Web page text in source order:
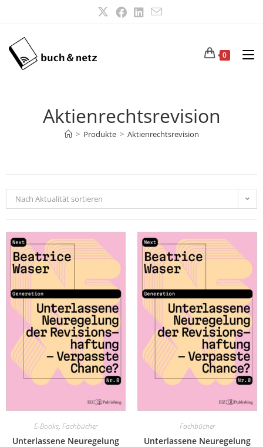
0
Aktienrechtsrevision
> Produkte > Aktienrechtsrevision
Nach Aktualität sortieren
E-Books, Fachbücher
Unterlassene Neuregelung
Fachbücher
Unterlassene Neuregelung